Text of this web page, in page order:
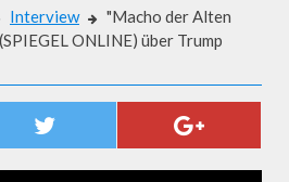
Interview
"Macho der Alten
ONLINE) über Trump
SCHULE" –
(SPIEGEL
TRUMP